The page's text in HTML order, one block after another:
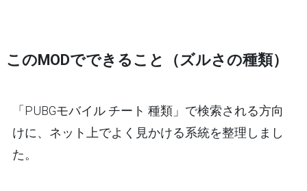
このMODでできること（ズルさの種類）
「PUBGモバイル チート 種類」で検索される方向
けに、ネット上でよく見かける系統を整理しまし
た。